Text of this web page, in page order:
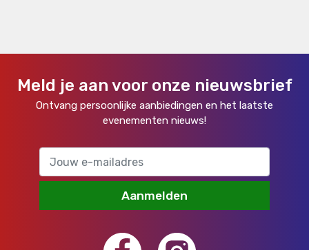
Meld je aan voor onze nieuwsbrief
Ontvang persoonlijke aanbiedingen en het laatste
evenementen nieuws!
Aanmelden